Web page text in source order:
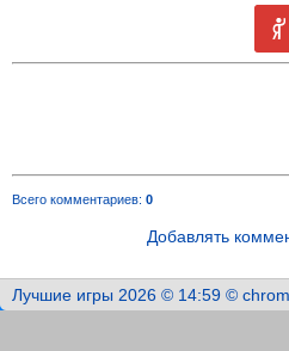
Всего комментариев: 0
Добавлять
Лучшие игры 2026 © 14:59 ©